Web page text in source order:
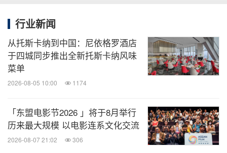
换住宿。通过免费的
客可以方便地完成住宿预订。更多详情请登录storie
s.hilton.com，并可通过"希尔顿集团资讯中心"及"希
尔顿Hilton"微信公众号、"希尔顿Hilton"官方微博，以
及希尔顿荣誉客会中文APP与希尔顿集团联系。
消息来源：希尔顿集团
相关股票：
行业新闻
从托斯卡纳到中国：尼依格罗酒店
于四城同步推出全新托斯卡纳风味
菜单
2026-08-05 10:00 1174
「东盟电影节2026 」将于8月举行
历来最大规模 以电影连系文化交流
2026-08-07 21:02 306